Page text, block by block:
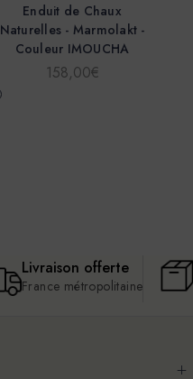
Enduit de Chaux
Naturelles - Marmolakt -
Couleur IMOUCHA
158,00€
Livraison offerte
France métropolitaine